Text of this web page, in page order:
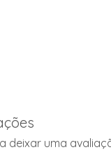
deixar uma